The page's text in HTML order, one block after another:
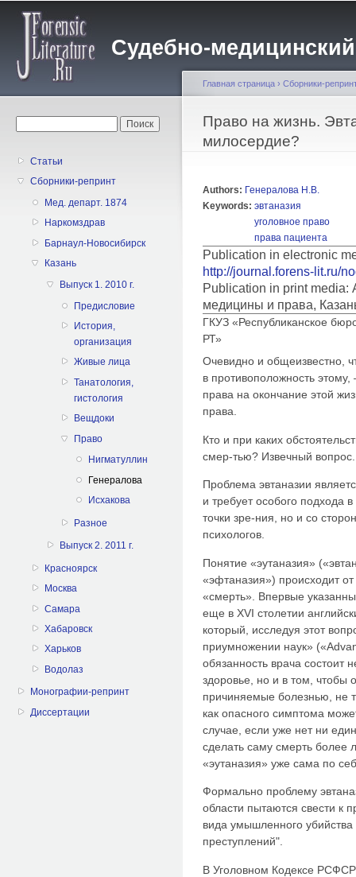
Судебно-
Статьи
Сборники-репринт
Мед. департ. 1874
Наркомздрав
Барнаул-Новосибирск
Казань
Выпуск 1. 2010 г.
Предисловие
История,
организация
Живые лица
Танатология,
гистология
Вещдоки
Право
Нигматуллин
Генералова
Исхакова
Разное
Выпуск 2. 2011 г.
Красноярск
Москва
Самара
Хабаровск
Харьков
Водолаз
Монографии-репринт
Диссертации
Вы здесь
Главная страница › Сборники-
Право на жизнь.
милосердие?
Authors: Генералова Н.В.
Keywords: эвтаназия
уголовное право
права пациента
Publication in electronic
http://journal.forens-lit.ru/
Publication in print media:
медицины и права,
ГКУЗ «Республиканское
РТ»
Очевидно и общеизвестно,
в противоположность
права на окончание этой
права.
Кто и при каких
смер-тью? Извечный вопрос.
Проблема эвтаназии
и требует особого подхода
точки зре-ния, но и со
психологов.
Понятие «эутаназия»
«эфтаназия») происходит
«смерть». Впервые
еще в XVI столетии
который, исследуя этот
приумножении наук»
обязанность врача состоит
здоровье, но и в том, чтобы
причиняемые болезнью, не
как опасного симптома
случае, если уже нет ни
сделать саму смерть более
«эутаназия» уже сама по
Формально проблему
области пытаются свести к
вида умышленного
преступлений".
В Уголовном Кодексе РСФСР